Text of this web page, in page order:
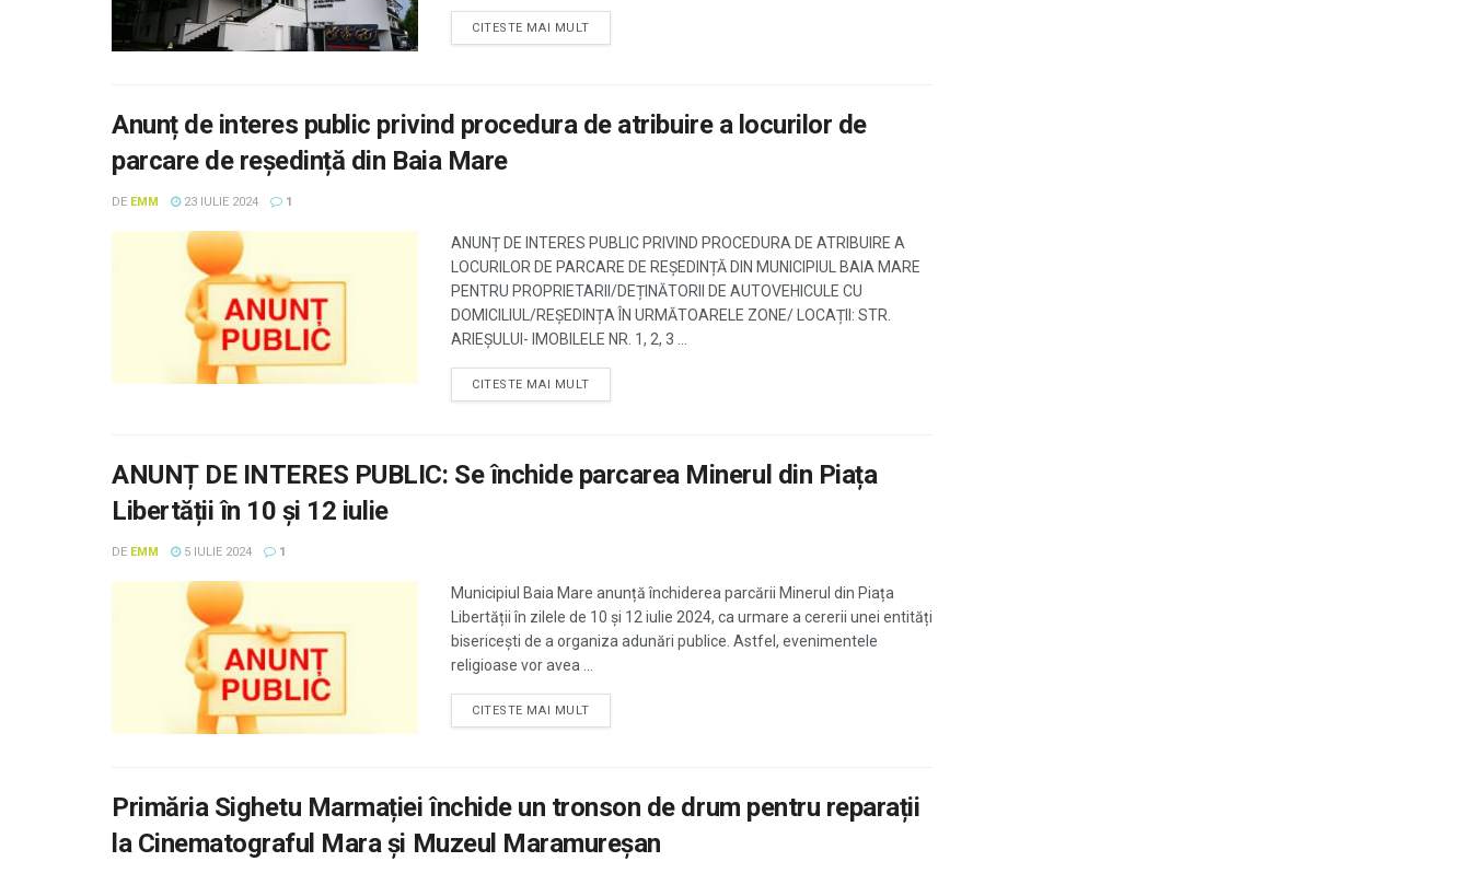
CITESTE MAI MULT
Anunț de interes public privind procedura de atribuire a locurilor de
parcare de reședință din Baia Mare
DE EMM 23 IULIE 2024 1
ANUNȚ DE INTERES PUBLIC PRIVIND PROCEDURA DE ATRIBUIRE A
LOCURILOR DE PARCARE DE REȘEDINȚĂ DIN MUNICIPIUL BAIA MARE
PENTRU PROPRIETARII/DEȚINĂTORII DE AUTOVEHICULE CU
DOMICILIUL/REȘEDINȚA ÎN URMĂTOARELE ZONE/ LOCAȚII: STR.
ARIEȘULUI- IMOBILELE NR. 1, 2, 3 ...
CITESTE MAI MULT
ANUNȚ DE INTERES PUBLIC: Se închide parcarea Minerul din Piața
Libertății în 10 și 12 iulie
DE EMM 5 IULIE 2024 1
Municipiul Baia Mare anunță închiderea parcării Minerul din Piața
Libertății în zilele de 10 și 12 iulie 2024, ca urmare a cererii unei entități
bisericești de a organiza adunări publice. Astfel, evenimentele
religioase vor avea ...
CITESTE MAI MULT
Primăria Sighetu Marmației închide un tronson de drum pentru reparații
la Cinematograful Mara și Muzeul Maramureșan